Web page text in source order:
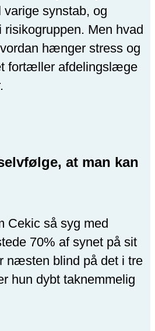
synstab, og
Men hvad
hænger stress og
fortæller afdelingslæge
at man kan
Cekic så syg med
70% af synet på sit
næsten blind på det i tre
hun dybt taknemmelig